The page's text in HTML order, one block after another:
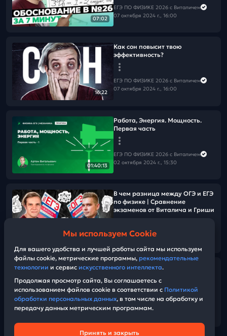
07:02
ЕГЭ ПО ФИЗИКЕ 2026 с Виталичем
07 октября 2024 г., 16:00
16:22
Как сон повысит твою
эффективность?
ЕГЭ ПО ФИЗИКЕ 2026 с Виталичем
07 октября 2024 г., 16:00
01:40:13
Работа, Энергия. Мощность.
Первая часть
ЕГЭ ПО ФИЗИКЕ 2026 с Виталичем
02 октября 2024 г., 15:30
11:02
В чем разница между ОГЭ и ЕГЭ
по физике | Сравнение
экзаменов от Виталича и Гриши
ЕГЭ ПО ФИЗИКЕ 2026 с Виталичем
54:29
Работа. Энергия. Мощность.
ЕГЭ ПО ФИЗИКЕ 2026 с Виталичем
01 октября 2024 г., 17:00
Мы используем Cookie
Для вашего удобства и лучшей работы сайта мы используем
файлы cookie, метрические программы, рекомендательные
технологии и сервис искусственного интеллекта.
Продолжая просмотр сайта, Вы соглашаетесь с
использованием файлов cookie в соответствии с Политикой
обработки персональных данных, в том числе на обработку и
передачу данных метрическим программам.
Принять и закрыть